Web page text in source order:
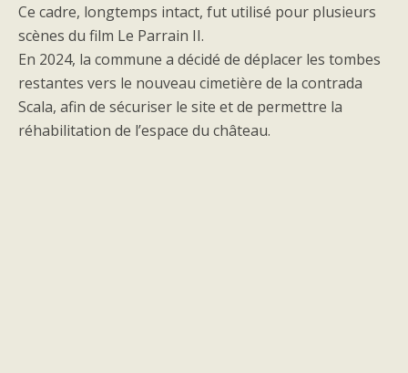
Ce cadre, longtemps intact, fut utilisé pour plusieurs
scènes du film Le Parrain II.
En 2024, la commune a décidé de déplacer les tombes
restantes vers le nouveau cimetière de la contrada
Scala, afin de sécuriser le site et de permettre la
réhabilitation de l’espace du château.